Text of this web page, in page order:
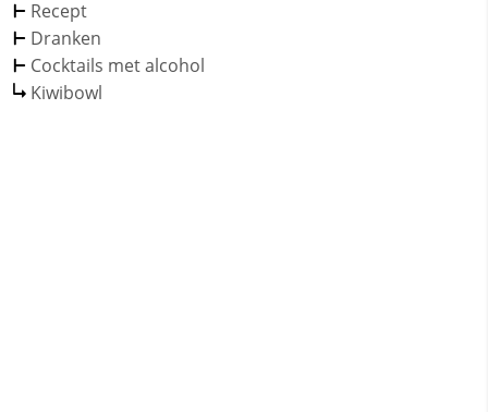
Recept
Dranken
Cocktails met alcohol
Kiwibowl